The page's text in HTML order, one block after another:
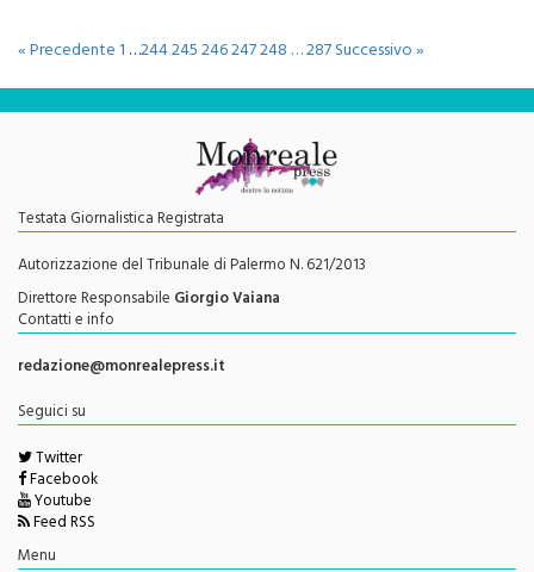
« Precedente1…244245246247248…287Successivo »
Testata Giornalistica Registrata
Autorizzazione del Tribunale di Palermo N. 621/2013
Direttore ResponsabileGiorgio Vaiana
Contatti e info
redazione@monrealepress.it
Seguici su
Twitter
Facebook
Youtube
Feed RSS